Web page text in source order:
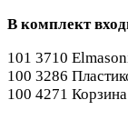
В комплект
101 3710
100 3286
100 4271